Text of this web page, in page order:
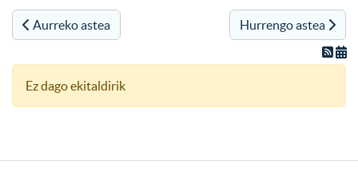
Aurreko astea Hurrengo astea
Ez dago ekitaldirik